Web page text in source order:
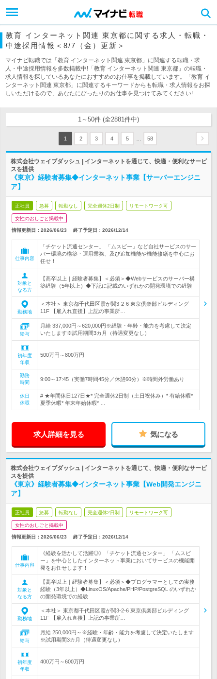
教育 インターネット関連 東京都に関する求人・転職・
中途採用情報＜8/7（金）更新＞
マイナビ転職では「教育 インターネット関連 東京都」に関連する転職・求
人・中途採用情報を多数掲載中!「教育 インターネット関連 東京都」の転職・
求人情報を探しているあなたにおすすめのお仕事を掲載しています。「教育 イ
ンターネット関連 東京都」に関連するキーワードからも転職・求人情報をお探
しいただけるので、あなたにぴったりのお仕事を見つけてみてください!
1～50件 (全2881件中)
1 2 3 4 5 58
株式会社ウェイブダッシュ | インターネットを通じて、快適・便利なサービ
スを提供
《東京》経験者募集◆インターネット事業【サーバーエンジニ
ア】
正社員 急募 転勤なし 完全週休2日制 リモートワーク可
女性のおしごと掲載中
情報更新日：2026/06/23 終了予定日： 2026/12/14
仕事内容
「チケット流通センター」 「ムスビー」など自社サービスのサー
バー環境の構築・運用業務、及び追加機能や機能修繕を中心にお
任せ！
対象と
なる方
【高卒以上｜経験者募集】＜必須＞◆Webサービスのサーバー構
築経験（5年以上）◆下記に記載のいずれかの開発環境での経験
勤務地
＜本社＞ 東京都千代田区霞が関3-2-6 東京倶楽部ビルディング
11F 【雇入れ直後】上記の事業所…
給与
月給 337,000円～620,000円※経験・年齢・能力を考慮して決定
いたします※試用期間3カ月（待遇変更なし）
初年度
年収
500万円～800万円
勤務
時間
9:00～17:45（実働7時間45分／休憩60分）※時間外労働あり
休日
休暇
# ★年間休日127日★* 完全週休2日制（土日祝休み）* 有給休暇*
夏季休暇* 年末年始休暇* …
求人詳細を見る 気になる
株式会社ウェイブダッシュ | インターネットを通じて、快適・便利なサービ
スを提供
《東京》経験者募集◆インターネット事業【Web開発エンジニ
ア】
正社員 急募 転勤なし 完全週休2日制 リモートワーク可
女性のおしごと掲載中
情報更新日：2026/06/23 終了予定日： 2026/12/14
仕事内容
《経験を活かして活躍◎》「チケット流通センター」 「ムスビ
ー」を中心としたインターネット事業においてサービスの機能開
発をお任せします！
対象と
なる方
【高卒以上｜経験者募集】＜必須＞◆プログラマーとしての実務
経験（3年以上）◆LinuxOS/Apache/PHP/PostgreSQL のいずれか
の開発環境での経験
勤務地
＜本社＞ 東京都千代田区霞が関3-2-6 東京倶楽部ビルディング
11F 【雇入れ直後】上記の事業所…
給与
月給 250,000円～※経験・年齢・能力を考慮して決定いたします
※試用期間3カ月（待遇変更なし）
初年度
年収
400万円～600万円